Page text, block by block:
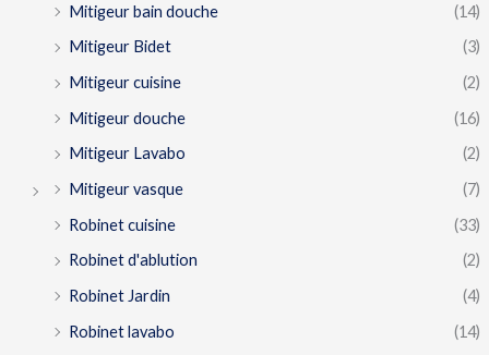
Mitigeur bain douche
(14)
Mitigeur Bidet
(3)
Mitigeur cuisine
(2)
Mitigeur douche
(16)
Mitigeur Lavabo
(2)
Mitigeur vasque
(7)
Robinet cuisine
(33)
Robinet d'ablution
(2)
Robinet Jardin
(4)
Robinet lavabo
(14)